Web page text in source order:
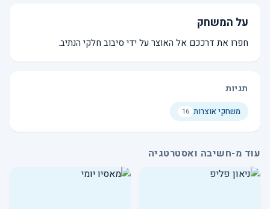
על המשחק
חפרו את דרככם אל האוצר על ידי סיבוב חלקי הנתיב.
תגיות
משחקי אוצרות 16
עוד מ-חשיבה ואסטרטגיה